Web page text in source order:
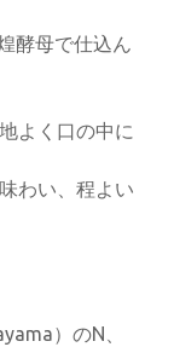
酵母で仕込ん
よく口の中に
わい、程よい
）のN、